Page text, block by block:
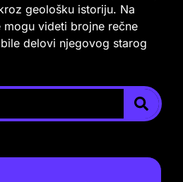
geološku istoriju. Na
mogu videti brojne rečne
delovi njegovog starog